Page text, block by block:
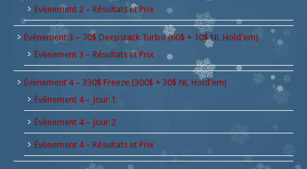
Évènement 2 – Résultats et Prix
Évènement 3 – 70$ Deepstack Turbo (60$ + 10$ NL Hold'em)
Évènement 3 – Résultats et Prix
Évènement 4 – 330$ Freeze (300$ + 30$ NL Hold'em)
Évènement 4 – Jour 1
Évènement 4 – Jour 2
Évènement 4 – Résultats et Prix